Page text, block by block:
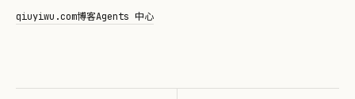
qiuyiwu.com博客Agents 中心